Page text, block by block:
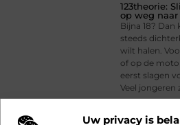
Uw privacy is
123theorie:
op weg
Bijna 18?
steeds
wilt halen.
of op de
eerst slagen
Veel jongeren